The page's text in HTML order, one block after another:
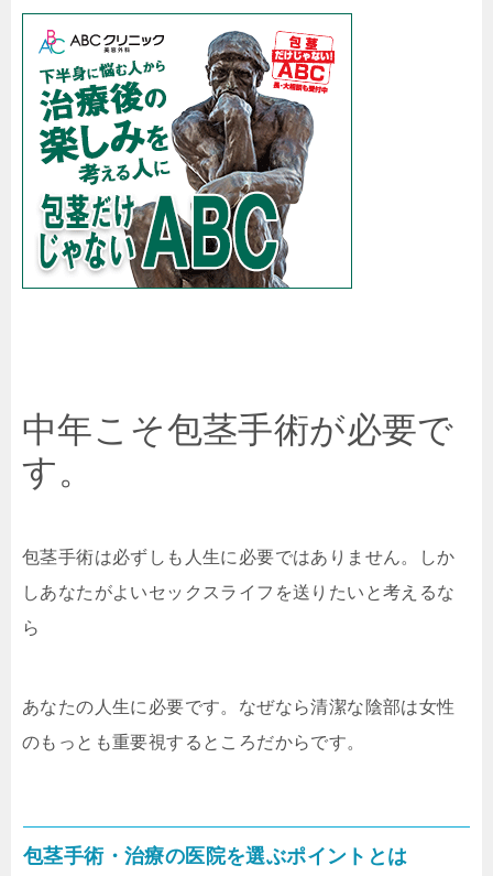
中年こそ包茎手術が必要で
す。
包茎手術は必ずしも人生に必要ではありません。しか
しあなたがよいセックスライフを送りたいと考えるな
ら
あなたの人生に必要です。なぜなら清潔な陰部は女性
のもっとも重要視するところだからです。
包茎手術・治療の医院を選ぶポイントとは